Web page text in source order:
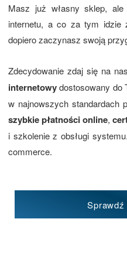
Masz już własny sklep,
internetu, a co za tym idzie
dopiero zaczynasz swoją
Zdecydowanie zdaj się na
internetowydostosowany do
w najnowszych standardach
szybkie płatności online,
i szkolenie z obsługi
commerce.